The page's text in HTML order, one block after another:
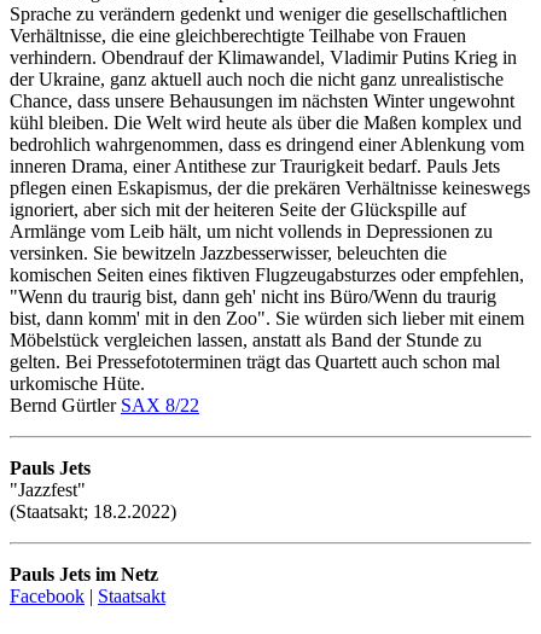
Sprache zu verändern gedenkt und weniger die gesellschaftlichen
Verhältnisse, die eine gleichberechtigte Teilhabe von Frauen
verhindern. Obendrauf der Klimawandel, Vladimir Putins Krieg in
der Ukraine, ganz aktuell auch noch die nicht ganz unrealistische
Chance, dass unsere Behausungen im nächsten Winter ungewohnt
kühl bleiben. Die Welt wird heute als über die Maßen komplex und
bedrohlich wahrgenommen, dass es dringend einer Ablenkung vom
inneren Drama, einer Antithese zur Traurigkeit bedarf. Pauls Jets
pflegen einen Eskapismus, der die prekären Verhältnisse keineswegs
ignoriert, aber sich mit der heiteren Seite der Glückspille auf
Armlänge vom Leib hält, um nicht vollends in Depressionen zu
versinken. Sie bewitzeln Jazzbesserwisser, beleuchten die
komischen Seiten eines fiktiven Flugzeugabsturzes oder empfehlen,
"Wenn du traurig bist, dann geh' nicht ins Büro/Wenn du traurig
bist, dann komm' mit in den Zoo". Sie würden sich lieber mit einem
Möbelstück vergleichen lassen, anstatt als Band der Stunde zu
gelten. Bei Pressefototerminen trägt das Quartett auch schon mal
urkomische Hüte.
Bernd Gürtler SAX 8/22
Pauls Jets
"Jazzfest"
(Staatsakt; 18.2.2022)
Pauls Jets im Netz
Facebook | Staatsakt